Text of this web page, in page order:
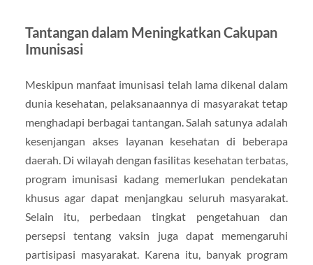
Tantangan dalam Meningkatkan Cakupan
Imunisasi
Meskipun manfaat imunisasi telah lama dikenal dalam
dunia kesehatan, pelaksanaannya di masyarakat tetap
menghadapi berbagai tantangan. Salah satunya adalah
kesenjangan akses layanan kesehatan di beberapa
daerah. Di wilayah dengan fasilitas kesehatan terbatas,
program imunisasi kadang memerlukan pendekatan
khusus agar dapat menjangkau seluruh masyarakat.
Selain itu, perbedaan tingkat pengetahuan dan
persepsi tentang vaksin juga dapat memengaruhi
partisipasi masyarakat. Karena itu, banyak program